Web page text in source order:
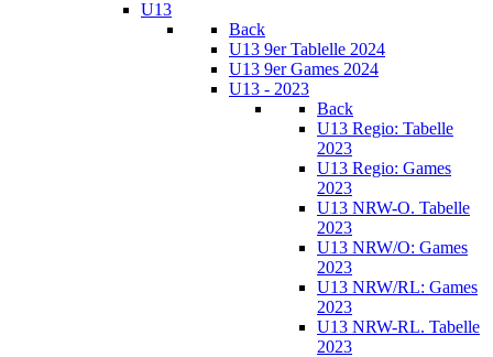
U13
Back
U13 9er Tablelle 2024
U13 9er Games 2024
U13 - 2023
Back
U13 Regio: Tabelle
2023
U13 Regio: Games
2023
U13 NRW-O. Tabelle
2023
U13 NRW/O: Games
2023
U13 NRW/RL: Games
2023
U13 NRW-RL. Tabelle
2023